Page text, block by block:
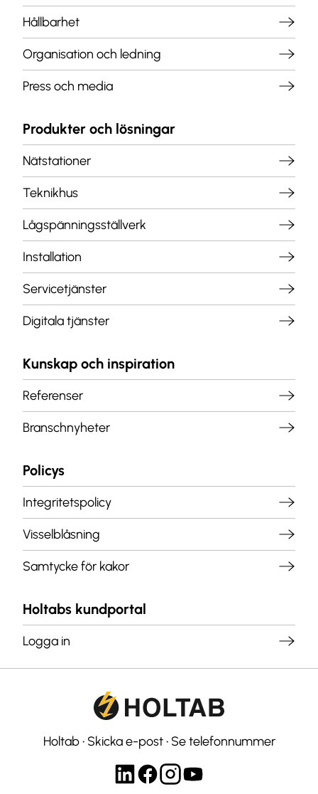
Hållbarhet
Organisation och ledning
Press och media
Produkter och lösningar
Nätstationer
Teknikhus
Lågspänningsställverk
Installation
Servicetjänster
Digitala tjänster
Kunskap och inspiration
Referenser
Branschnyheter
Policys
Integritetspolicy
Visselblåsning
Samtycke för kakor
Holtabs kundportal
Logga in
Holtab• Skicka e-post• Se telefonnummer